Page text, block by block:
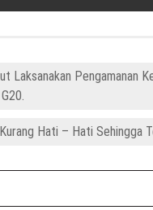
Laksanakan Pengamanan
Hati – Hati Sehingga